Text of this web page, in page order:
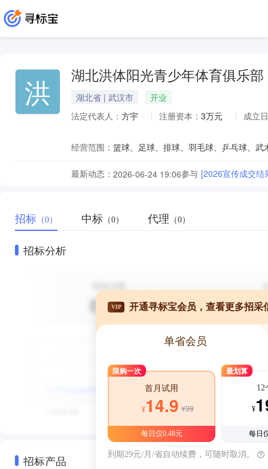
洪 湖北洪体阳光青少年体育俱乐部
湖北省 | 武汉市
开业
法定代表人： 方宇 注册资本： 3万元 成立
经营范围：
最新动态： 2026-06-24 19:06参与 [2026宣传成交结
招标 （0） 中标 （0） 代理 （0）
招标分析
招标产品
VIP 开通寻标宝会员，查看更多招采
单省会员
限购一次
首月试用
¥14.9 ¥39
每日仅0.48元
最划算
12
¥
每日
到期29元/月/省自动续费，可随时取消。